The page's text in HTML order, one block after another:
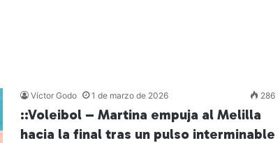
Víctor Godo 1 de marzo de 2026 286
::Voleibol – Martina empuja al Melilla
hacia la final tras un pulso interminable